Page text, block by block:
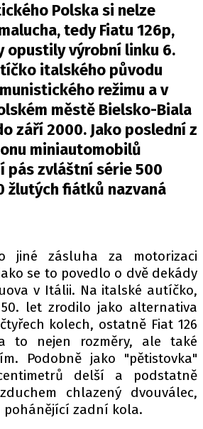
OSTATNÍ
TISKOVKY
ROZHOVORY
DAKAR
Z DOMOVA
ZE SVĚTA
MOTORSPORT
PIT LANE
SCÉNA
NÁS NA
fotku nebo video?
e-mail na autoroad.cz
ETICKÝ KODEX
Polska si nelze
tedy Fiatu 126p,
opustily výrobní linku 6.
italského původu
režimu a v
městě Bielsko-Biala
září 2000. Jako poslední z
miniautomobilů
pás zvláštní série 500
žlutých fiátků nazvaná
jiné zásluha za motorizaci
se to povedlo o dvě dekády
v Itálii. Na italské autíčko,
let zrodilo jako alternativa
kolech, ostatně Fiat 126
to nejen rozměry, ale také
Podobně jako "pětistovka"
delší a podstatně
chlazený dvouválec,
pohánějící zadní kola.